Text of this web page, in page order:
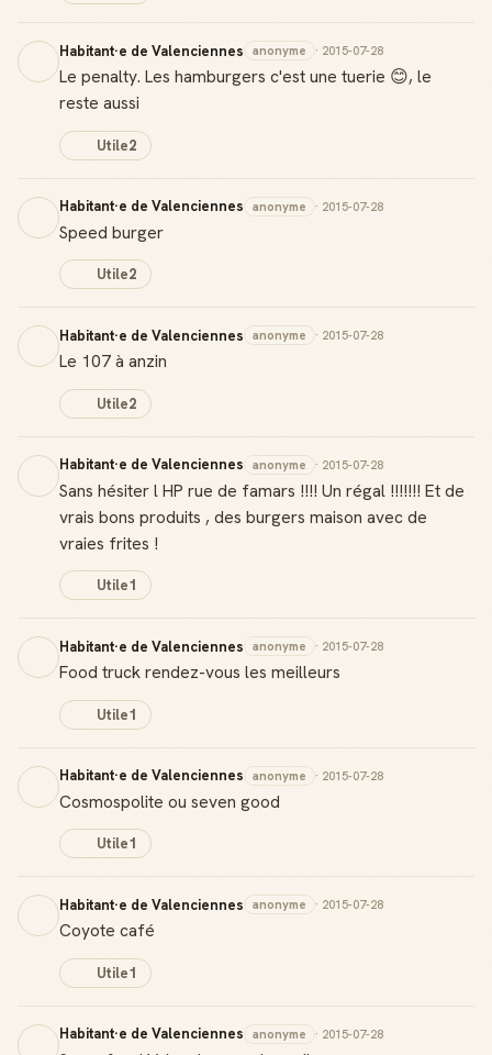
Habitant·e de Valenciennes anonyme · 2015-07-28
Le penalty. Les hamburgers c'est une tuerie 😊, le
reste aussi
Utile2
Habitant·e de Valenciennes anonyme · 2015-07-28
Speed burger
Utile2
Habitant·e de Valenciennes anonyme · 2015-07-28
Le 107 à anzin
Utile2
Habitant·e de Valenciennes anonyme · 2015-07-28
Sans hésiter l HP rue de famars !!!! Un régal !!!!!!! Et de
vrais bons produits , des burgers maison avec de
vraies frites !
Utile1
Habitant·e de Valenciennes anonyme · 2015-07-28
Food truck rendez-vous les meilleurs
Utile1
Habitant·e de Valenciennes anonyme · 2015-07-28
Cosmospolite ou seven good
Utile1
Habitant·e de Valenciennes anonyme · 2015-07-28
Coyote café
Utile1
Habitant·e de Valenciennes anonyme · 2015-07-28